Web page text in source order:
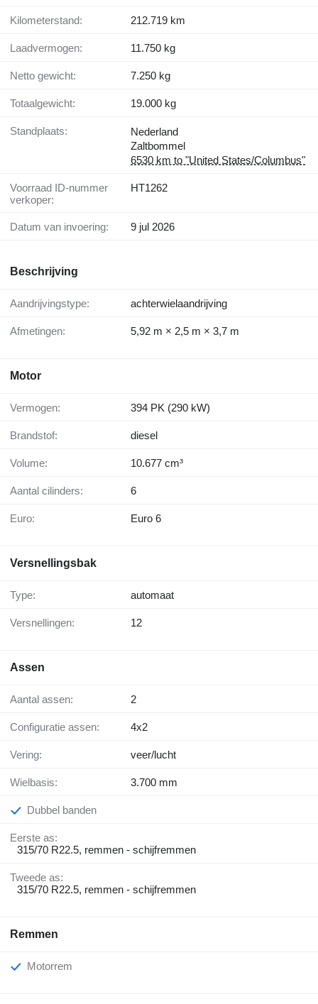
Kilometerstand: 212.719 km
Laadvermogen: 11.750 kg
Netto gewicht: 7.250 kg
Totaalgewicht: 19.000 kg
Standplaats:
Nederland
Zaltbommel
6530 km to "United States/Columbus"
Voorraad ID-nummer
verkoper:
HT1262
Datum van invoering: 9 jul 2026
Beschrijving
Aandrijvingstype: achterwielaandrijving
Afmetingen: 5,92 m × 2,5 m × 3,7 m
Motor
Vermogen: 394 PK (290 kW)
Brandstof: diesel
Volume: 10.677 cm³
Aantal cilinders: 6
Euro: Euro 6
Versnellingsbak
Type: automaat
Versnellingen: 12
Assen
Aantal assen: 2
Configuratie assen: 4x2
Vering: veer/lucht
Wielbasis: 3.700 mm
Dubbel banden
Eerste as:
315/70 R22.5, remmen - schijfremmen
Tweede as:
315/70 R22.5, remmen - schijfremmen
Remmen
Motorrem